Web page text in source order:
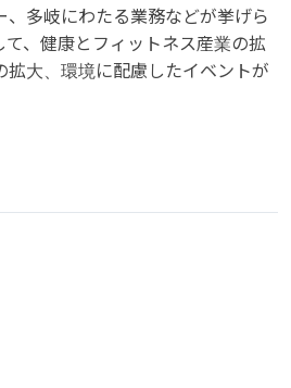
、多岐にわたる業務などが挙げら
て、健康とフィットネス産業の拡
拡大、環境に配慮したイベントが